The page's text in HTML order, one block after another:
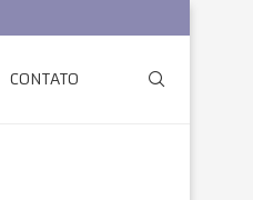
CONTATO